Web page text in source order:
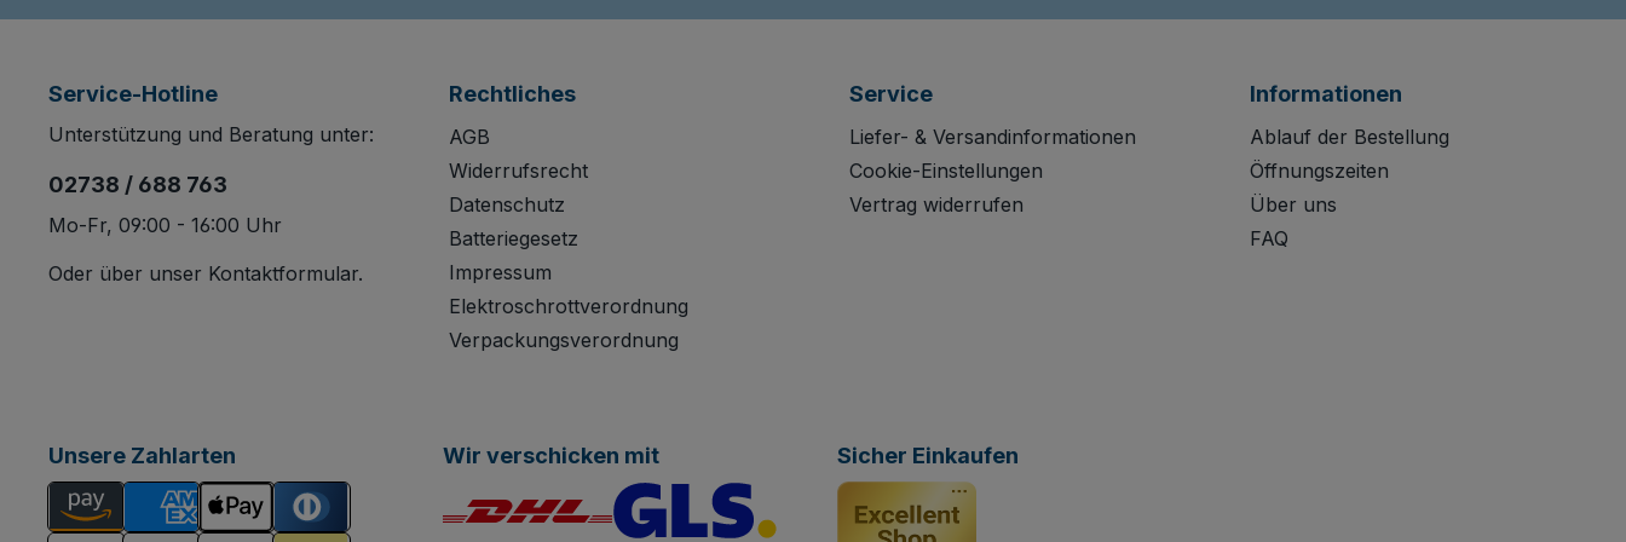
Service-Hotline
Unterstützung und Beratung unter:
02738 / 688 763
Mo-Fr, 09:00 - 16:00 Uhr
Oder über unser Kontaktformular.
Rechtliches
AGB
Widerrufsrecht
Datenschutz
Batteriegesetz
Impressum
Elektroschrottverordnung
Verpackungsverordnung
Service
Liefer- & Versandinformationen
Cookie-Einstellungen
Vertrag widerrufen
Informationen
Ablauf der Bestellung
Öffnungszeiten
Über uns
FAQ
Unsere Zahlarten Wir verschicken mit Sicher Einkaufen